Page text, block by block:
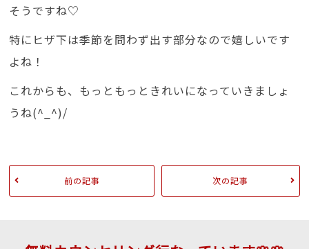
そうですね♡
特にヒザ下は季節を問わず出す部分なので嬉しいです
よね！
これからも、もっともっときれいになっていきましょ
うね(^_^)/
前の記事 次の記事